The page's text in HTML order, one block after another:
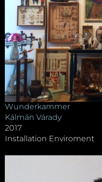
Wunderkammer
Kálmán Várady
2017
Installation Enviroment